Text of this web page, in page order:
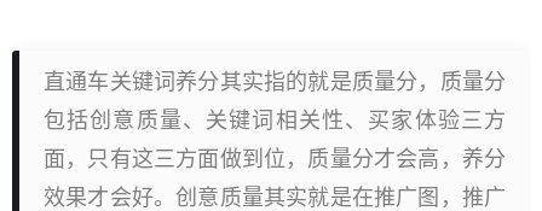
直通车关键词养分其实指的就是质量分，质量分
包括创意质量、关键词相关性、买家体验三方
面，只有这三方面做到位，质量分才会高，养分
效果才会好。创意质量其实就是在推广图，推广